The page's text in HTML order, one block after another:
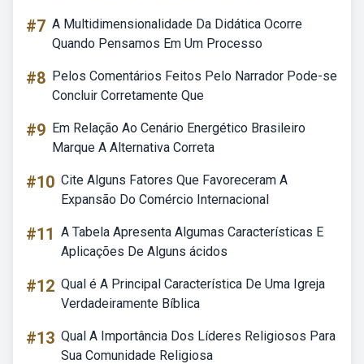
#7 A Multidimensionalidade Da Didática Ocorre
Quando Pensamos Em Um Processo
#8 Pelos Comentários Feitos Pelo Narrador Pode-se
Concluir Corretamente Que
#9 Em Relação Ao Cenário Energético Brasileiro
Marque A Alternativa Correta
#10 Cite Alguns Fatores Que Favoreceram A
Expansão Do Comércio Internacional
#11 A Tabela Apresenta Algumas Características E
Aplicações De Alguns ácidos
#12 Qual é A Principal Característica De Uma Igreja
Verdadeiramente Bíblica
#13 Qual A Importância Dos Líderes Religiosos Para
Sua Comunidade Religiosa